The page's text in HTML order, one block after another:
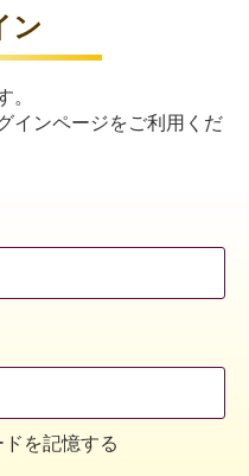
ン
。
インページをご利用くだ
を記憶する